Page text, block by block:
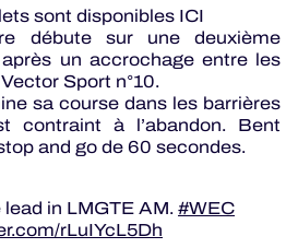
sont disponibles ICI
débute sur une deuxième
un accrochage entre les
Sport n°10.
sa course dans les barrières
contraint à l’abandon. Bent
and go de 60 secondes.
in LMGTE AM.#WEC
rLuIYcL5Dh